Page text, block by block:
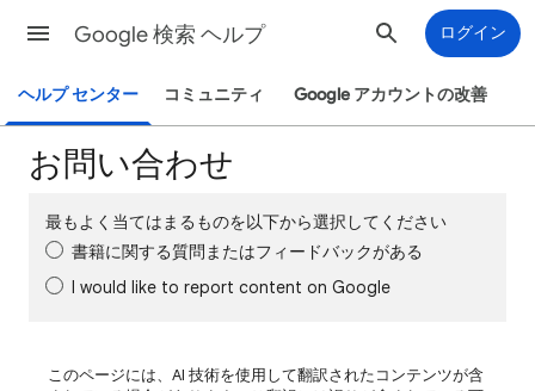
Google 検索 ヘルプ ログイン
ヘルプ センター コミュニティ Google アカウントの改善
お問い合わせ
最もよく当てはまるものを以下から選択してください
書籍に関する質問またはフィードバックがある
I would like to report content on Google
このページには、AI 技術を使用して翻訳されたコンテンツが含